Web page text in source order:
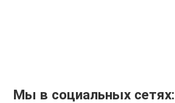
Мы в социальных сетях: